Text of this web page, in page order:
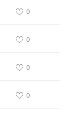
0
0
0
0